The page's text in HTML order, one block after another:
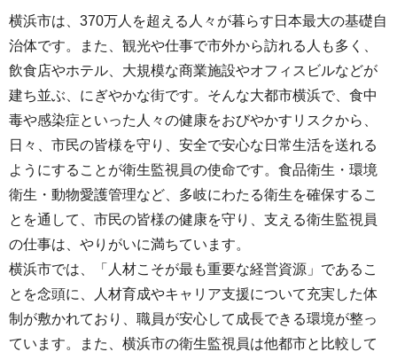
横浜市は、370万人を超える人々が暮らす日本最大の基礎自
治体です。また、観光や仕事で市外から訪れる人も多く、
飲食店やホテル、大規模な商業施設やオフィスビルなどが
建ち並ぶ、にぎやかな街です。そんな大都市横浜で、食中
毒や感染症といった人々の健康をおびやかすリスクから、
日々、市民の皆様を守り、安全で安心な日常生活を送れる
ようにすることが衛生監視員の使命です。食品衛生・環境
衛生・動物愛護管理など、多岐にわたる衛生を確保するこ
とを通して、市民の皆様の健康を守り、支える衛生監視員
の仕事は、やりがいに満ちています。
横浜市では、「人材こそが最も重要な経営資源」であるこ
とを念頭に、人材育成やキャリア支援について充実した体
制が敷かれており、職員が安心して成長できる環境が整っ
ています。また、横浜市の衛生監視員は他都市と比較して